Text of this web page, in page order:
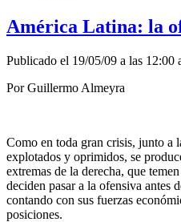
América Latina: la
Publicado el 19/05/09 a las 12:00
Por Guillermo Almeyra
Como en toda gran crisis, junto a
explotados y oprimidos, se
extremas de la derecha, que
deciden pasar a la ofensiva antes
contando con sus fuerzas
posiciones.